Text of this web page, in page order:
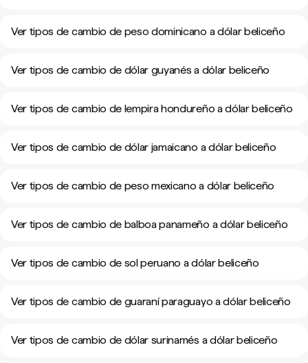
Ver tipos de cambio de peso dominicano a dólar beliceño
Ver tipos de cambio de dólar guyanés a dólar beliceño
Ver tipos de cambio de lempira hondureño a dólar beliceño
Ver tipos de cambio de dólar jamaicano a dólar beliceño
Ver tipos de cambio de peso mexicano a dólar beliceño
Ver tipos de cambio de balboa panameño a dólar beliceño
Ver tipos de cambio de sol peruano a dólar beliceño
Ver tipos de cambio de guaraní paraguayo a dólar beliceño
Ver tipos de cambio de dólar surinamés a dólar beliceño